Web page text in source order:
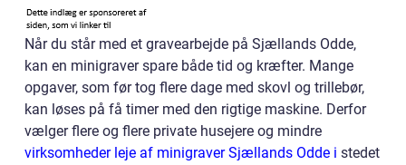
Når du står med et gravearbejde på Sjællands Odde,
kan en minigraver spare både tid og kræfter. Mange
opgaver, som før tog flere dage med skovl og trillebør,
kan løses på få timer med den rigtige maskine. Derfor
vælger flere og flere private husejere og mindre
virksomheder leje af minigraver Sjællands Odde i stedet